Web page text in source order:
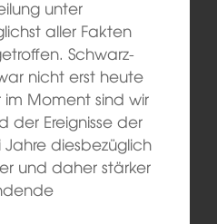
unter
aller Fakten
Schwarz-
nicht erst heute
Moment sind wir
der Ereignisse der
diesbezüglich
und daher stärker